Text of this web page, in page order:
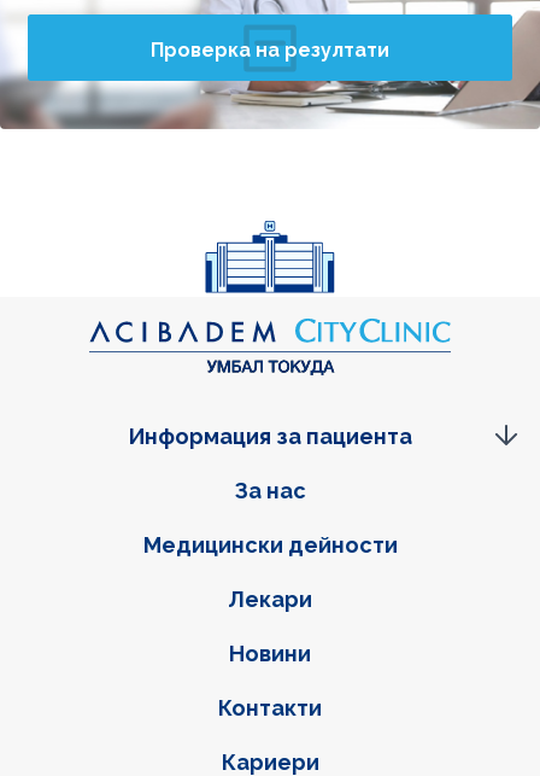
Проверка на резултати
Фуутер навигация
За нас
Медицински дейности
Лекари
Новини
Контакти
Кариери
Информация за пациента